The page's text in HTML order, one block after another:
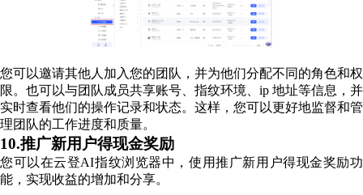
您可以邀请其他人加入您的团队，并为他们分配不同的角色和权
限。也可以与团队成员共享账号、指纹环境、ip 地址等信息，并
实时查看他们的操作记录和状态。这样，您可以更好地监督和管
理团队的工作进度和质量。
10.推广新用户得现金奖励
您可以在云登AI指纹浏览器中，使用推广新用户得现金奖励功
能，实现收益的增加和分享。